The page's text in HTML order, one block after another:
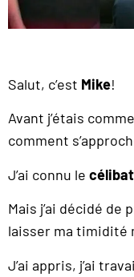
Salut, c’est Mike!
Avant j’étais
comment
J’ai connu le célibat
Mais j’ai décidé de
laisser ma timidité
J’ai appris, j’ai